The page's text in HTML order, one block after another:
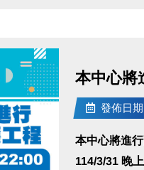
即刻起網路
課程代碼：
課後優惠：
本中心將
發佈日
本中心將進
114/3/31 晚